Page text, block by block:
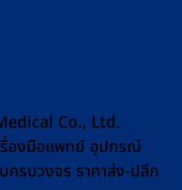
Co., Ltd.
องมือแพทย์ อุปกรณ์
รบวงจร ราคาส่ง-ปลีก